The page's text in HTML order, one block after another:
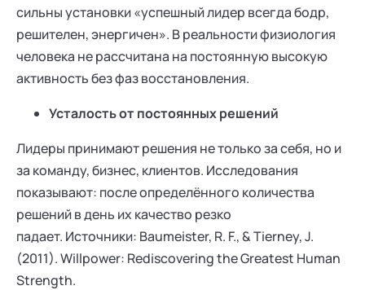
сильны установки «успешный лидер всегда бодр,
решителен, энергичен». В реальности физиология
человека не рассчитана на постоянную высокую
активность без фаз восстановления.
Усталость от постоянных решений
Лидеры принимают решения не только за себя, но и
за команду, бизнес, клиентов. Исследования
показывают: после определённого количества
решений в день их качество резко
падает. Источники: Baumeister, R. F., & Tierney, J.
(2011). Willpower: Rediscovering the Greatest Human
Strength.